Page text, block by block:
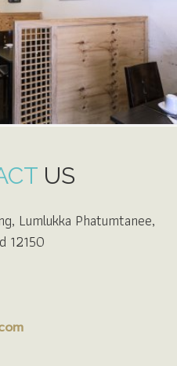
US
Lumlukka Phatumtanee,
12150